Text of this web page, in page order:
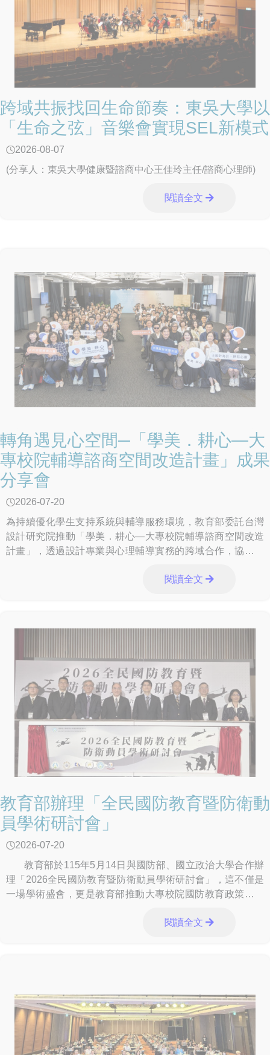
跨域共振找回生命節奏：東吳大學以
「生命之弦」音樂會實現SEL新模式
2026-08-07
(分享人：東吳大學健康暨諮商中心王佳玲主任/諮商心理師)
閱讀全文
轉角遇見心空間─「學美．耕心—大
專校院輔導諮商空間改造計畫」成果
分享會
2026-07-20
為持續優化學生支持系統與輔導服務環境，教育部委託台灣
設計研究院推動「學美．耕心—大專校院輔導諮商空間改造
計畫」，透過設計專業與心理輔導實務的跨域合作，協助大
6月15日下午於臺北市松山文創園區「創意劇場」舉辦成果分
閱讀全文
教育部辦理「全民國防教育暨防衛動
員學術研討會」
2026-07-20
教育部於115年5月14日與國防部、國立政治大學合作辦
理「2026全民國防教育暨防衛動員學術研討會」，這不僅是
一場學術盛會，更是教育部推動大專校院國防教育政策的重
閱讀全文